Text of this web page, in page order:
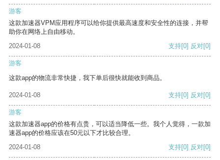
游客
这款加速器VPM应用程序可以给你提供最高速度和安全性的连接，并帮
助你在网络上自由移动。
2024-01-08
支持[0] 反对[0]
游客
这款app的物流非常快捷，我下单后很快就能收到商品。
2024-01-08 支持[0] 反对[0]
游客
这款加速器app的价格有点贵，可以适当降低一些。我个人觉得，一款加
速器app的价格应该在50元以下才比较合理。
2024-01-08
支持[0] 反对[0]